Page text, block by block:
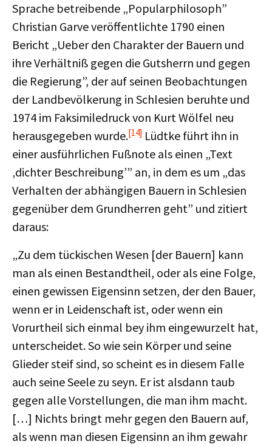
Sprache betreibende „Popularphilosoph”
Christian Garve veröffentlichte 1790 einen
Bericht „Ueber den Charakter der Bauern und
ihre Verhältniß gegen die Gutsherrn und gegen
die Regierung”, der auf seinen Beobachtungen
der Landbevölkerung in Schlesien beruhte und
1974 im Faksimiledruck von Kurt Wölfel neu
herausgegeben wurde.[14] Lüdtke führt ihn in
einer ausführlichen Fußnote als einen „Text
‚dichter Beschreibung’” an, in dem es um „das
Verhalten der abhängigen Bauern in Schlesien
gegenüber dem Grundherren geht” und zitiert
daraus:
„Zu dem tückischen Wesen [der Bauern] kann
man als einen Bestandtheil, oder als eine Folge,
einen gewissen Eigensinn setzen, der den Bauer,
wenn er in Leidenschaft ist, oder wenn ein
Vorurtheil sich einmal bey ihm eingewurzelt hat,
unterscheidet. So wie sein Körper und seine
Glieder steif sind, so scheint es in diesem Falle
auch seine Seele zu seyn. Er ist alsdann taub
gegen alle Vorstellungen, die man ihm macht.
[…] Nichts bringt mehr gegen den Bauern auf,
als wenn man diesen Eigensinn an ihm gewahr